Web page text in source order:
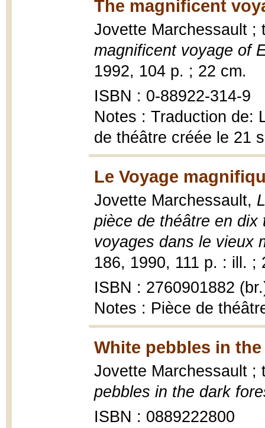
The magnificent
Jovette Marchessault
magnificent voyage of
1992, 104 p. ; 22 cm.
ISBN : 0-88922-314-9
Notes : Traduction de:
de théâtre créée le 21
Le Voyage
Jovette Marchessault,
pièce de théâtre en dix
voyages dans le vieux
186, 1990, 111 p. : ill. ;
ISBN : 2760901882
Notes : Pièce de
White pebbles in
Jovette Marchessault
pebbles in the dark
ISBN : 0889222800